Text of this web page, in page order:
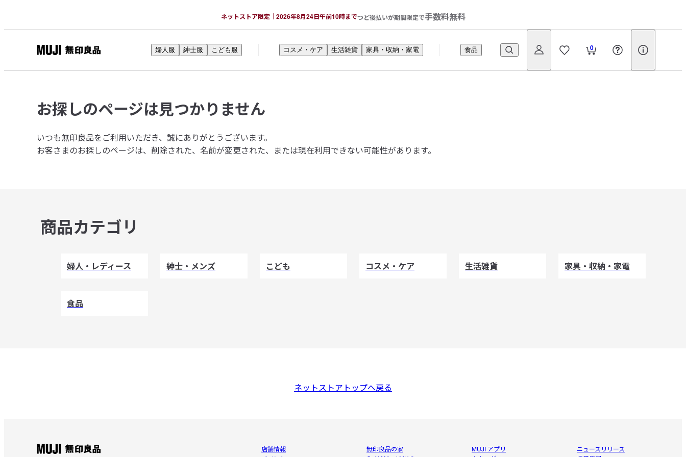
ネットストア限定｜2026年8月24日午前10時までつど後払いが期間限定で手数料無料
印
品
ネ
ト
ス
0
婦人服 紳士服 こども服 コスメ・ケア 生活雑貨 家具・収納・家電 食品
お探しのページは見つかりません
いつも無印良品をご利用いただき、誠にありがとうございます。
お客さまのお探しのページは、削除された、名前が変更された、または現在利用できない可能性があります。
商品カテゴリ
婦人・レディース 紳士・メンズ こども コスメ・ケア 生活雑貨 家具・収納・家電
食品
ネットストアトップへ戻る
店舗情報
無印良品の家
MUJI アプリ
ニュースリリース